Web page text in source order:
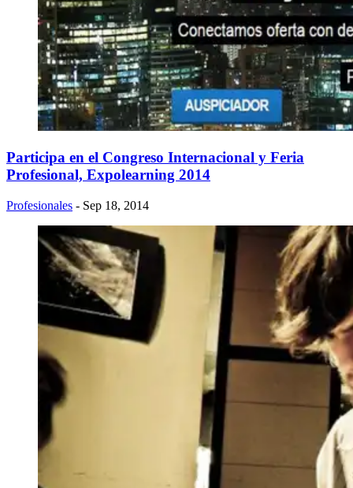
Participa en el Congreso Internacional y Feria
Profesional, Expolearning 2014
Profesionales - Sep 18, 2014